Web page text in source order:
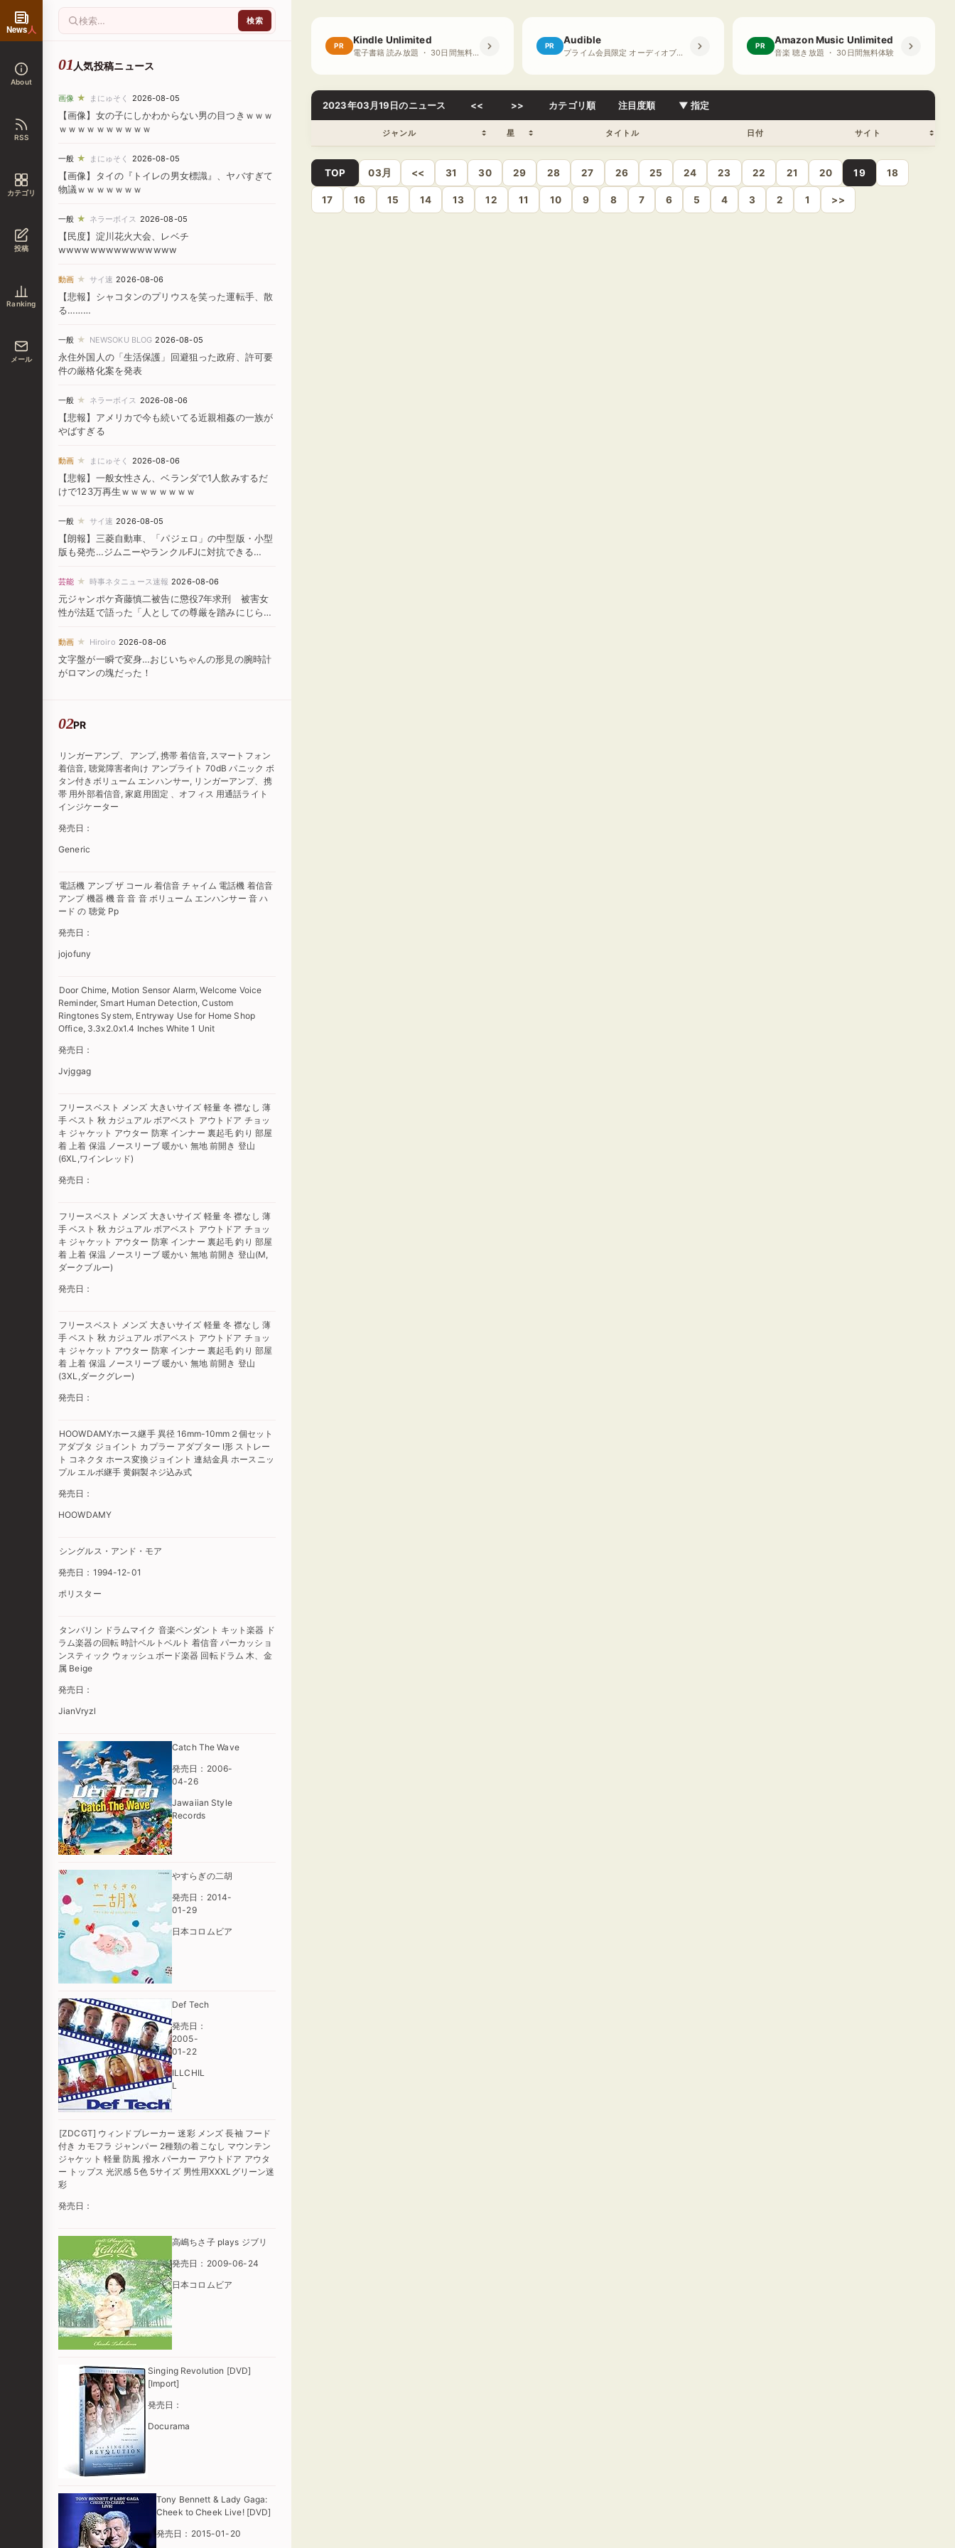
News人
About
RSS
カテゴリ
投稿
Ranking
メール
人気投稿ニュース
画像 ★ まにゅそく 2026-08-05
【画像】女の子にしかわからない男の目つきｗｗｗ
ｗｗｗｗｗｗｗｗｗｗ
一般 ★ まにゅそく 2026-08-05
【画像】タイの『トイレの男女標識』、ヤバすぎて
物議ｗｗｗｗｗｗｗ
一般 ★ ネラーボイス 2026-08-05
【民度】淀川花火大会、レベチ
wwwwwwwwwwwwwww
動画 ★ サイ速 2026-08-06
【悲報】シャコタンのプリウスを笑った運転手、散
る………
一般 ★ NEWSOKU BLOG 2026-08-05
永住外国人の「生活保護」回避狙った政府、許可要
件の厳格化案を発表
一般 ★ ネラーボイス 2026-08-06
【悲報】アメリカで今も続いてる近親相姦の一族が
やばすぎる
動画 ★ まにゅそく 2026-08-06
【悲報】一般女性さん、ベランダで1人飲みするだ
けで123万再生ｗｗｗｗｗｗｗｗ
一般 ★ サイ速 2026-08-05
【朗報】三菱自動車、「パジェロ」の中型版・小型
版も発売…ジムニーやランクルFJに対抗できる
芸能 ★ 時事ネタニュース速報 2026-08-06
元ジャンポケ斉藤慎二被告に懲役7年求刑 被害女
性が法廷で語った「人としての尊厳を踏みにじられ
動画 ★ Hiroiro 2026-08-06
文字盤が一瞬で変身…おじいちゃんの形見の腕時計
がロマンの塊だった！
PR
リンガーアンプ、 アンプ, 携帯 着信音, スマートフォン
着信音, 聴覚障害者向け アンプライト 70dB パニック ボ
タン付きボリューム エンハンサー, リンガーアンプ、携
帯 用外部着信音, 家庭用固定 、オフィス 用通話ライト
インジケーター
発売日：
Generic
電話機 アンプ ザ コール 着信音 チャイム 電話機 着信音
アンプ 機器 機 音 音 音 ボリューム エンハンサー 音 ハ
ード の 聴覚 Pp
発売日：
jojofuny
Door Chime, Motion Sensor Alarm, Welcome Voice
Reminder, Smart Human Detection, Custom
Ringtones System, Entryway Use for Home Shop
Office, 3.3x2.0x1.4 Inches White 1 Unit
発売日：
Jvjggag
フリースベスト メンズ 大きいサイズ 軽量 冬 襟なし 薄
手 ベスト 秋 カジュアル ボアベスト アウトドア チョッ
キ ジャケット アウター 防寒 インナー 裏起毛 釣り 部屋
着 上着 保温 ノースリーブ 暖かい 無地 前開き 登山
(6XL,ワインレッド)
発売日：
フリースベスト メンズ 大きいサイズ 軽量 冬 襟なし 薄
手 ベスト 秋 カジュアル ボアベスト アウトドア チョッ
キ ジャケット アウター 防寒 インナー 裏起毛 釣り 部屋
着 上着 保温 ノースリーブ 暖かい 無地 前開き 登山(M,
ダークブルー)
発売日：
フリースベスト メンズ 大きいサイズ 軽量 冬 襟なし 薄
手 ベスト 秋 カジュアル ボアベスト アウトドア チョッ
キ ジャケット アウター 防寒 インナー 裏起毛 釣り 部屋
着 上着 保温 ノースリーブ 暖かい 無地 前開き 登山
(3XL,ダークグレー)
発売日：
HOOWDAMYホース継手 異径 16mm-10mm２個セット
アダプタ ジョイント カプラー アダプター I形 ストレー
ト コネクタ ホース変換ジョイント 連結金具 ホースニッ
プル エルボ継手 黄銅製‌ネジ込み式‌
発売日：
HOOWDAMY
シングルス・アンド・モア
発売日：1994-12-01
ポリスター
タンバリン ドラムマイク 音楽ペンダント キット楽器 ド
ラム楽器の回転 時計ベルトベルト 着信音 パーカッショ
ンスティック ウォッシュボード楽器 回転ドラム 木、金
属 Beige
発売日：
JianVryzl
Catch The Wave
発売日：2006-
04-26
Jawaiian Style
Records
やすらぎの二胡
発売日：2014-
01-29
日本コロムビア
Def Tech
発売日：
2005-
01-22
ILLCHIL
L
[ZDCGT] ウィンドブレーカー 迷彩 メンズ 長袖 フード
付き カモフラ ジャンパー 2種類の着こなし マウンテン
ジャケット 軽量 防風 撥水 パーカー アウトドア アウタ
ー トップス 光沢感 5色 5サイズ 男性用XXXLグリーン迷
彩
発売日：
高嶋ちさ子 plays ジブリ
発売日：2009-06-24
日本コロムビア
Singing Revolution [DVD]
[Import]
発売日：
Docurama
Tony Bennett & Lady Gaga:
Cheek to Cheek Live! [DVD]
発売日：2015-01-20
PR Kindle Unlimited
電子書籍 読み放題 ・ 30日間無料体験
PR Audible
プライム会員限定 オーディオブック ・ 30日間無料体験
PR Amazon Music Unlimited
音楽 聴き放題 ・ 30日間無料体験
2023年03月19日のニュース << >> カテゴリ順 注目度順 ▼ 指定
ジャンル 星 タイトル 日付 サイト
TOP 03月 << 31 30 29 28 27 26 25 24 23 22 21 20 19 18
17 16 15 14 13 12 11 10 9 8 7 6 5 4 3 2 1 >>